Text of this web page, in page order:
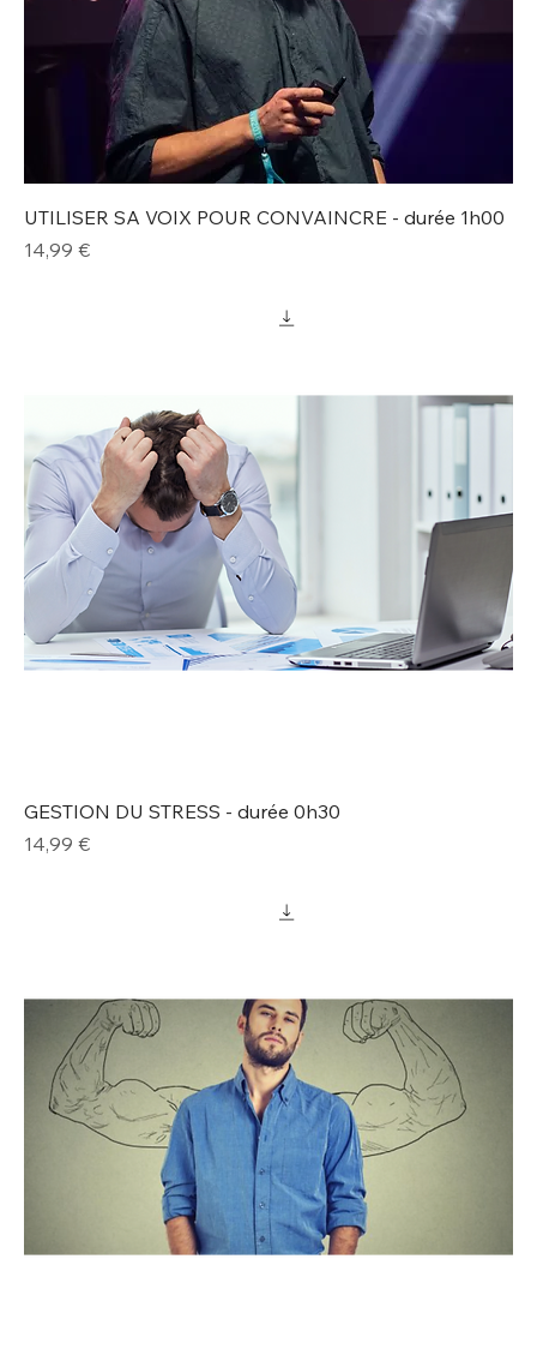
UTILISER SA VOIX POUR CONVAINCRE - durée 1h00
Prix
14,99 €
GESTION DU STRESS - durée 0h30
Prix
14,99 €